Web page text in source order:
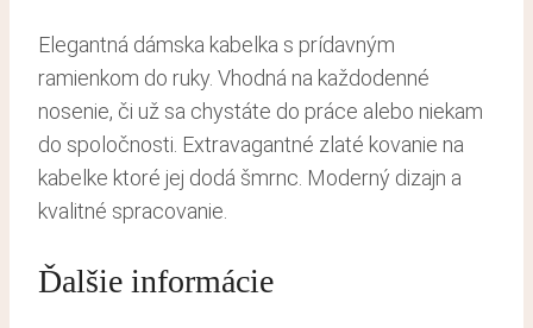
Elegantná dámska kabelka s prídavným
ramienkom do ruky. Vhodná na každodenné
nosenie, či už sa chystáte do práce alebo niekam
do spoločnosti. Extravagantné zlaté kovanie na
kabelke ktoré jej dodá šmrnc. Moderný dizajn a
kvalitné spracovanie.
Ďalšie informácie